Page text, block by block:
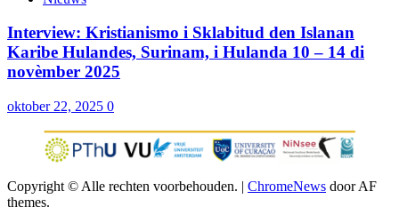
Interview: Kristianismo i Sklabitud den Islanan
Karibe Hulandes, Surinam, i Hulanda 10 – 14 di
novèmber 2025
oktober 22, 2025 0
Copyright © Alle rechten voorbehouden. | ChromeNews door AF
themes.